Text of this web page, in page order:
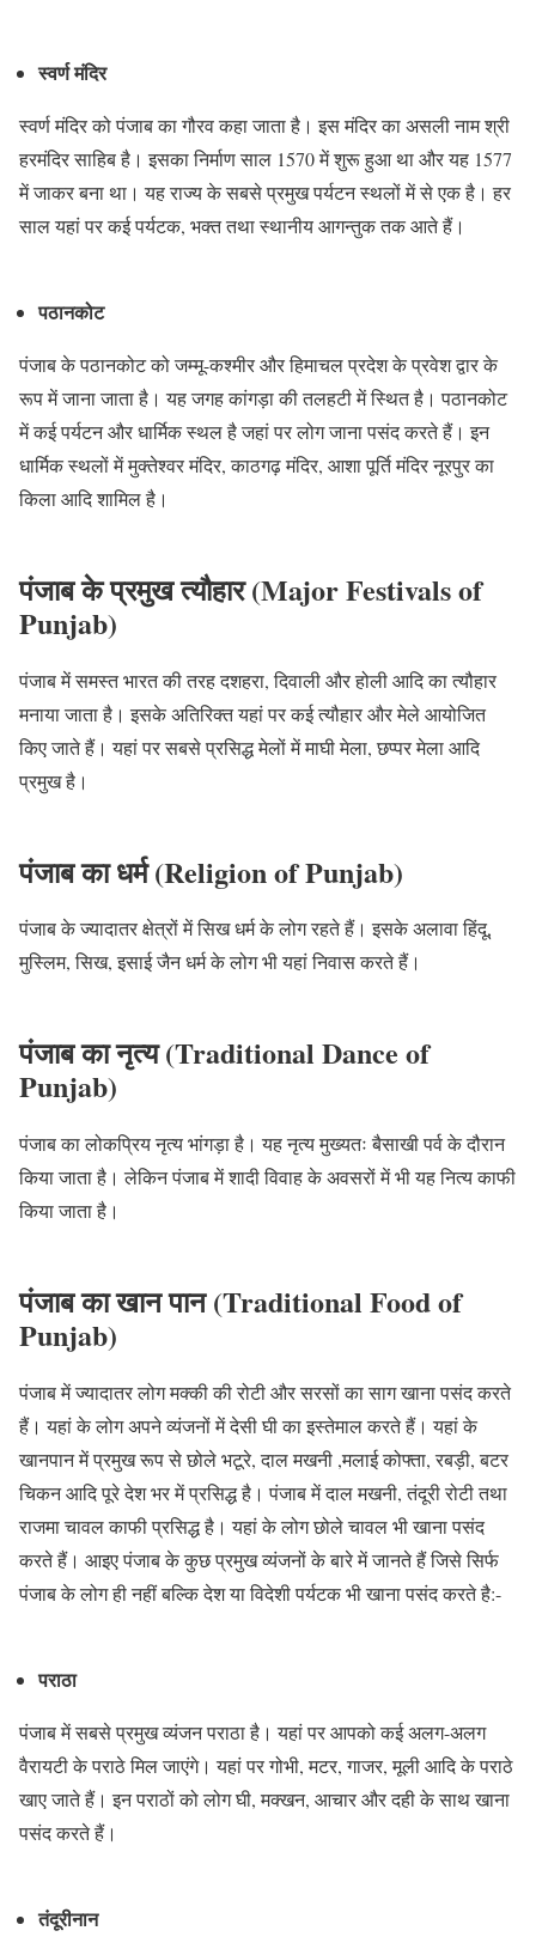
स्वर्ण मंदिर
स्वर्ण मंदिर को पंजाब का गौरव कहा जाता है। इस मंदिर का असली नाम श्री
हरमंदिर साहिब है। इसका निर्माण साल 1570 में शुरू हुआ था और यह 1577
में जाकर बना था। यह राज्य के सबसे प्रमुख पर्यटन स्थलों में से एक है। हर
साल यहां पर कई पर्यटक, भक्त तथा स्थानीय आगन्तुक तक आते हैं।
पठानकोट
पंजाब के पठानकोट को जम्मू-कश्मीर और हिमाचल प्रदेश के प्रवेश द्वार के
रूप में जाना जाता है। यह जगह कांगड़ा की तलहटी में स्थित है। पठानकोट
में कई पर्यटन और धार्मिक स्थल है जहां पर लोग जाना पसंद करते हैं। इन
धार्मिक स्थलों में मुक्तेश्वर मंदिर, काठगढ़ मंदिर, आशा पूर्ति मंदिर नूरपुर का
किला आदि शामिल है।
पंजाब के प्रमुख त्यौहार (Major Festivals of
Punjab)
पंजाब में समस्त भारत की तरह दशहरा, दिवाली और होली आदि का त्यौहार
मनाया जाता है। इसके अतिरिक्त यहां पर कई त्यौहार और मेले आयोजित
किए जाते हैं। यहां पर सबसे प्रसिद्ध मेलों में माघी मेला, छप्पर मेला आदि
प्रमुख है।
पंजाब का धर्म (Religion of Punjab)
पंजाब के ज्यादातर क्षेत्रों में सिख धर्म के लोग रहते हैं। इसके अलावा हिंदू,
मुस्लिम, सिख, इसाई जैन धर्म के लोग भी यहां निवास करते हैं।
पंजाब का नृत्य (Traditional Dance of
Punjab)
पंजाब का लोकप्रिय नृत्य भांगड़ा है। यह नृत्य मुख्यतः बैसाखी पर्व के दौरान
किया जाता है। लेकिन पंजाब में शादी विवाह के अवसरों में भी यह नित्य काफी
किया जाता है।
पंजाब का खान पान (Traditional Food of
Punjab)
पंजाब में ज्यादातर लोग मक्की की रोटी और सरसों का साग खाना पसंद करते
हैं। यहां के लोग अपने व्यंजनों में देसी घी का इस्तेमाल करते हैं। यहां के
खानपान में प्रमुख रूप से छोले भटूरे, दाल मखनी ,मलाई कोफ्ता, रबड़ी, बटर
चिकन आदि पूरे देश भर में प्रसिद्ध है। पंजाब में दाल मखनी, तंदूरी रोटी तथा
राजमा चावल काफी प्रसिद्ध है। यहां के लोग छोले चावल भी खाना पसंद
करते हैं। आइए पंजाब के कुछ प्रमुख व्यंजनों के बारे में जानते हैं जिसे सिर्फ
पंजाब के लोग ही नहीं बल्कि देश या विदेशी पर्यटक भी खाना पसंद करते है:-
पराठा
पंजाब में सबसे प्रमुख व्यंजन पराठा है। यहां पर आपको कई अलग-अलग
वैरायटी के पराठे मिल जाएंगे। यहां पर गोभी, मटर, गाजर, मूली आदि के पराठे
खाए जाते हैं। इन पराठों को लोग घी, मक्खन, आचार और दही के साथ खाना
पसंद करते हैं।
तंदूरीनान